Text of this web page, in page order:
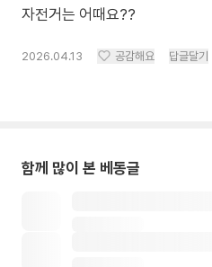
자전거는 어때요??
2026.04.13 공감해요 답글달기
함께 많이 본 베동글